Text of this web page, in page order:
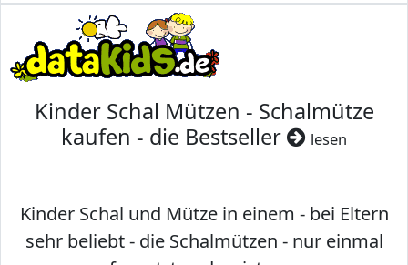
Kinder Schal Mützen - Schalmütze
kaufen - die Bestseller
lesen
Kinder Schal und Mütze in einem - bei Eltern
sehr beliebt - die Schalmützen - nur einmal